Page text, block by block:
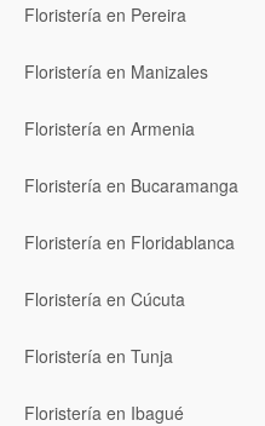
Floristería en Pereira
Floristería en Manizales
Floristería en Armenia
Floristería en Bucaramanga
Floristería en Floridablanca
Floristería en Cúcuta
Floristería en Tunja
Floristería en Ibagué